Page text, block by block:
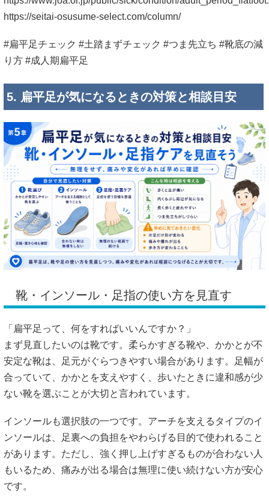
https://seitai-osusume-select.com/column/
#扁平足チェック #土踏まずチェック #つま先立ち #靴底の減
り方 #成人期扁平足
5. 扁平足が気になるときの対策と相談目安
靴・インソール・足指の使い方を見直す
「扁平足って、何をすればいいんですか？」
まず見直したいのは靴です。柔らかすぎる靴や、かかとが不
安定な靴は、足元がぐらつきやすい場合があります。足幅が
合っていて、かかとを支えやすく、歩いたときに違和感が少
ない靴を選ぶことが大切と言われています。
インソールも選択肢の一つです。アーチを支えるタイプのイ
ンソールは、足裏への負担をやわらげる目的で使われること
があります。ただし、強く押し上げすぎるものが合わない人
もいるため、痛みが出る場合は無理に使い続けない方が安心
です。